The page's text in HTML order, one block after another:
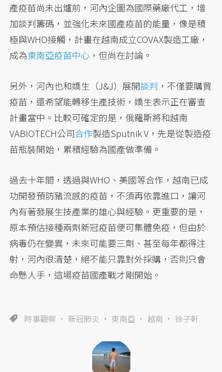
產疫苗尚未出爐前，河內企圖為國際藥廠代工，增
加談判籌碼，並強化未來國產疫苗的能量，像是積
極與WHO接觸，計畫在越南成立COVAX製造工廠，
成為東南亞疫苗中心 ，但尚在討論。
另外，河內也和嬌生（J&J）展開談判 ，不僅要購買
疫苗，還希望能轉移生產技術，嬌生表示正在審查
計畫當中。比較可確定的是，俄羅斯將和越南
VABIOTECH公司合作製造Sputnik V，先是從製造疫
苗瓶裝開始，累積經驗為國產做準備。
過去十年間，透過與WHO、美國等合作，越南已成
功開發預防豬流感的疫苗，不須再依靠進口，讓河
內有著發展生技產業的雄心與經驗。更重要的是，
原本預估接種兩劑新冠疫苗便可集體免疫，但由於
病毒仍在變異，未來可能要三劑、甚至每年都得注
射，河內很清楚，絕不能只靠對外採購，否則只會
命懸人手，這場疫苗國產戰才剛開始。
時事觀察 新冠肺炎 東南亞 越南 徐子軒